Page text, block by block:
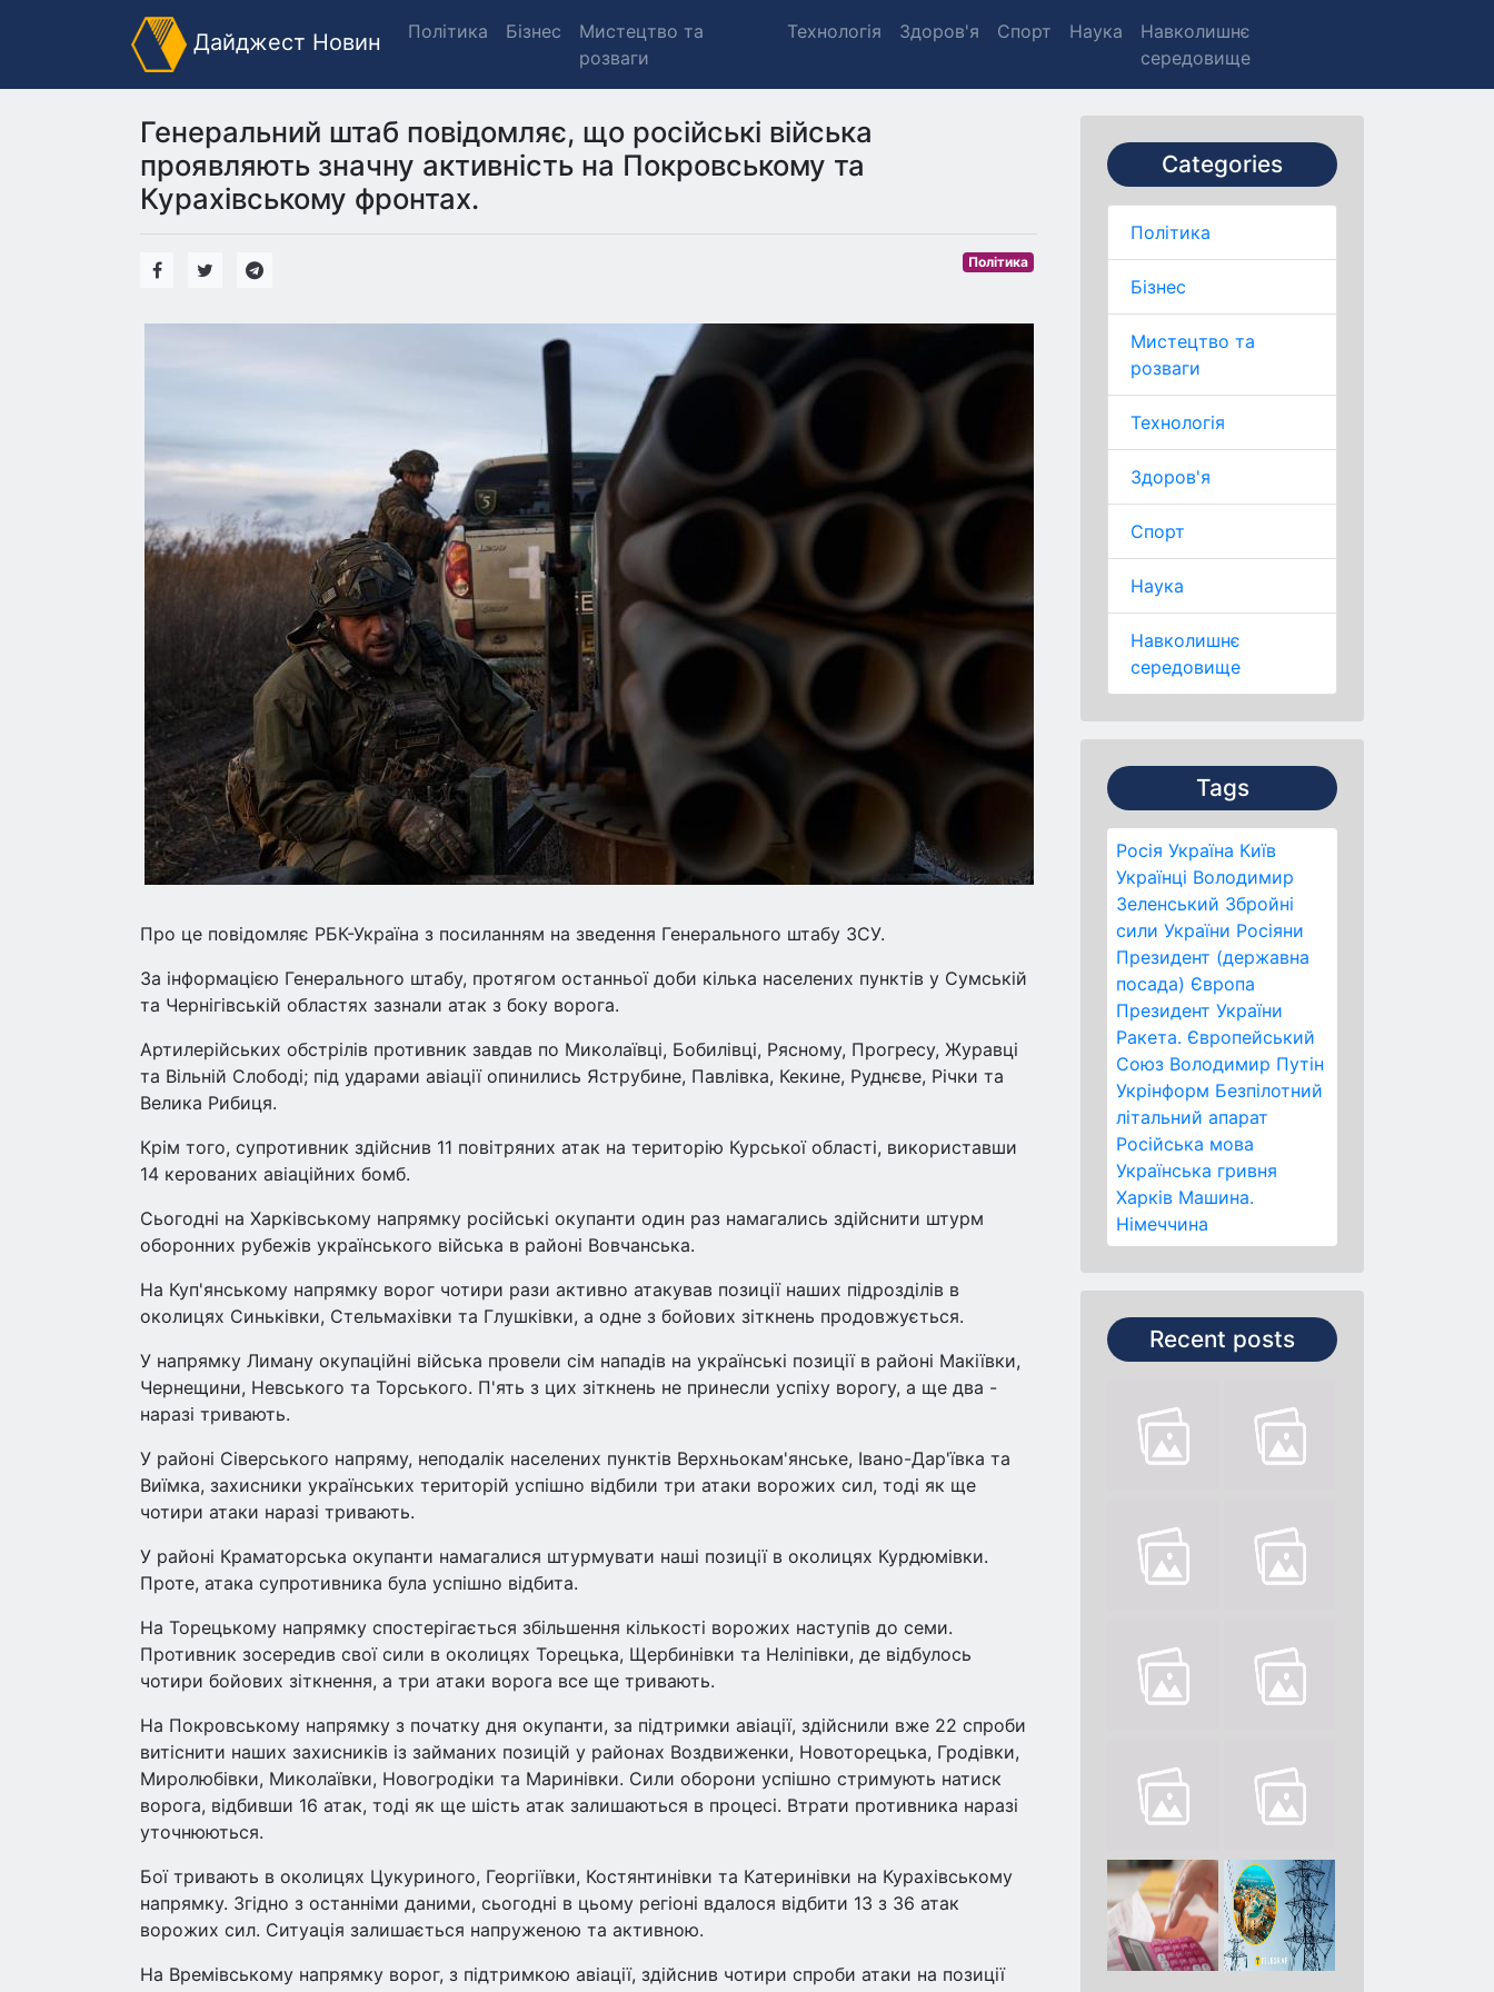
Дайджест Новин Політика Бізнес
Мистецтво та
розваги
Технологія Здоров'я Спорт Наука
Навколишнє
середовище
Categories
Політика
Бізнес
Мистецтво та
розваги
Технологія
Здоров'я
Спорт
Наука
Навколишнє
середовище
Tags
Росія Україна Київ
Українці Володимир
Зеленський Збройні
сили України Росіяни
Президент (державна
посада) Європа
Президент України
Ракета. Європейський
Союз Володимир Путін
Укрінформ Безпілотний
літальний апарат
Російська мова
Українська гривня
Харків Машина.
Німеччина
Recent posts
Генеральний штаб повідомляє, що російські війська
проявляють значну активність на Покровському та
Курахівському фронтах.
Політика
Про це повідомляє РБК-Україна з посиланням на зведення Генерального штабу ЗСУ.
За інформацією Генерального штабу, протягом останньої доби кілька населених пунктів у Сумській
та Чернігівській областях зазнали атак з боку ворога.
Артилерійських обстрілів противник завдав по Миколаївці, Бобилівці, Рясному, Прогресу, Журавці
та Вільній Слободі; під ударами авіації опинились Яструбине, Павлівка, Кекине, Руднєве, Річки та
Велика Рибиця.
Крім того, супротивник здійснив 11 повітряних атак на територію Курської області, використавши
14 керованих авіаційних бомб.
Сьогодні на Харківському напрямку російські окупанти один раз намагались здійснити штурм
оборонних рубежів українського війська в районі Вовчанська.
На Куп'янському напрямку ворог чотири рази активно атакував позиції наших підрозділів в
околицях Синьківки, Стельмахівки та Глушківки, а одне з бойових зіткнень продовжується.
У напрямку Лиману окупаційні війська провели сім нападів на українські позиції в районі Макіївки,
Чернещини, Невського та Торського. П'ять з цих зіткнень не принесли успіху ворогу, а ще два -
наразі тривають.
У районі Сіверського напряму, неподалік населених пунктів Верхньокам'янське, Івано-Дар'ївка та
Виїмка, захисники українських територій успішно відбили три атаки ворожих сил, тоді як ще
чотири атаки наразі тривають.
У районі Краматорська окупанти намагалися штурмувати наші позиції в околицях Курдюмівки.
Проте, атака супротивника була успішно відбита.
На Торецькому напрямку спостерігається збільшення кількості ворожих наступів до семи.
Противник зосередив свої сили в околицях Торецька, Щербинівки та Неліпівки, де відбулось
чотири бойових зіткнення, а три атаки ворога все ще тривають.
На Покровському напрямку з початку дня окупанти, за підтримки авіації, здійснили вже 22 спроби
витіснити наших захисників із займаних позицій у районах Воздвиженки, Новоторецька, Гродівки,
Миролюбівки, Миколаївки, Новогродіки та Маринівки. Сили оборони успішно стримують натиск
ворога, відбивши 16 атак, тоді як ще шість атак залишаються в процесі. Втрати противника наразі
уточнюються.
Бої тривають в околицях Цукуриного, Георгіївки, Костянтинівки та Катеринівки на Курахівському
напрямку. Згідно з останніми даними, сьогодні в цьому регіоні вдалося відбити 13 з 36 атак
ворожих сил. Ситуація залишається напруженою та активною.
На Времівському напрямку ворог, з підтримкою авіації, здійснив чотири спроби атаки на позиції